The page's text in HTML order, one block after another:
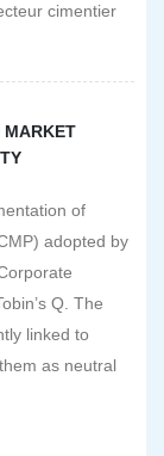
cimentier
MARKET
of
adopted by
Q. The
linked to
as neutral